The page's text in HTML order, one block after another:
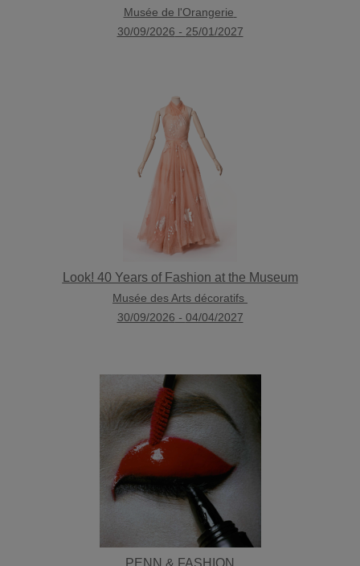
Musée de l'Orangerie
30/09/2026 - 25/01/2027
Look! 40 Years of Fashion at the Museum
Musée des Arts décoratifs
30/09/2026 - 04/04/2027